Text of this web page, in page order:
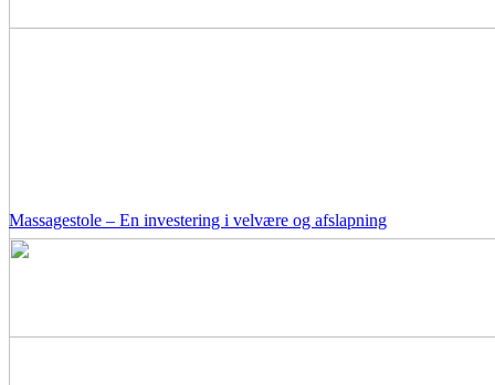
Massagestole – En investering i velvære og afslapning